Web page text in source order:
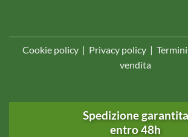
Cookie policy | Privacy policy |
vendita
Spedizione garantita
entro 48h